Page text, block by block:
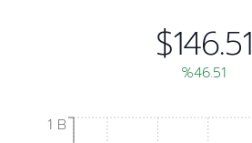
$146.51
%46.51
1 B